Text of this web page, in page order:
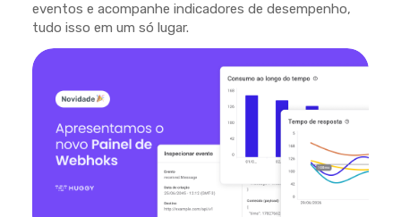
eventos e acompanhe indicadores de desempenho,
tudo isso em um só lugar.